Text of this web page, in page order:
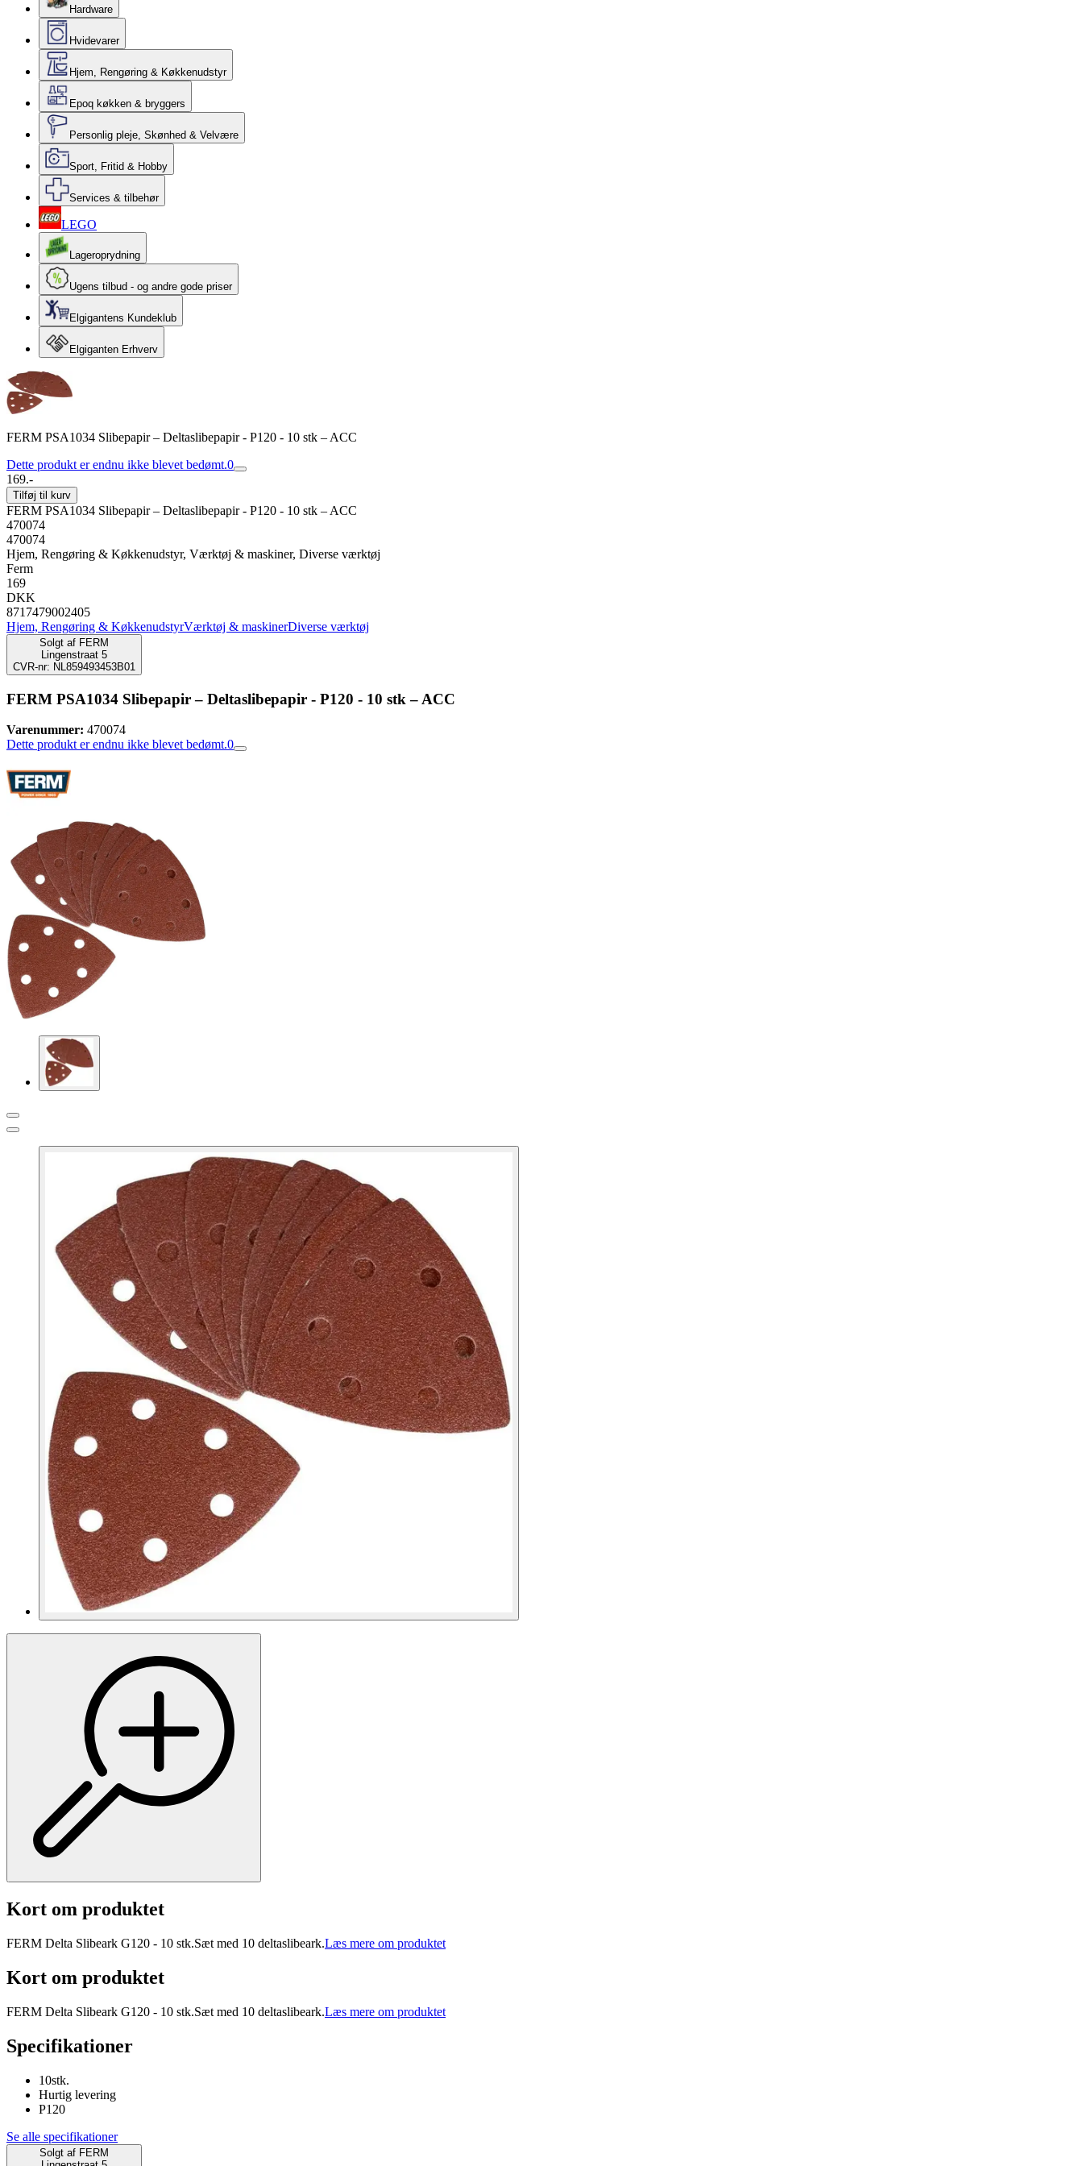
Hardware
Hvidevarer
Hjem, Rengøring & Køkkenudstyr
Epoq køkken & bryggers
Personlig pleje, Skønhed & Velvære
Sport, Fritid & Hobby
Services & tilbehør
LEGO
Lageroprydning
Ugens tilbud - og andre gode priser
Elgigantens Kundeklub
Elgiganten Erhverv
FERM PSA1034 Slibepapir – Deltaslibepapir - P120 - 10 stk – ACC
Dette produkt er endnu ikke blevet bedømt.0
169.-
Tilføj til kurv
FERM PSA1034 Slibepapir – Deltaslibepapir - P120 - 10 stk – ACC
470074
470074
Hjem, Rengøring & Køkkenudstyr, Værktøj & maskiner, Diverse værktøj
Ferm
169
DKK
8717479002405
Hjem, Rengøring & KøkkenudstyrVærktøj & maskinerDiverse værktøj
Solgt af FERM
Lingenstraat 5
CVR-nr: NL859493453B01
FERM PSA1034 Slibepapir – Deltaslibepapir - P120 - 10 stk – ACC
Varenummer: 470074
Dette produkt er endnu ikke blevet bedømt.0
Kort om produktet
FERM Delta Slibeark G120 - 10 stk.Sæt med 10 deltaslibeark.Læs mere om produktet
Kort om produktet
FERM Delta Slibeark G120 - 10 stk.Sæt med 10 deltaslibeark.Læs mere om produktet
Specifikationer
10stk.
Hurtig levering
P120
Se alle specifikationer
Solgt af FERM